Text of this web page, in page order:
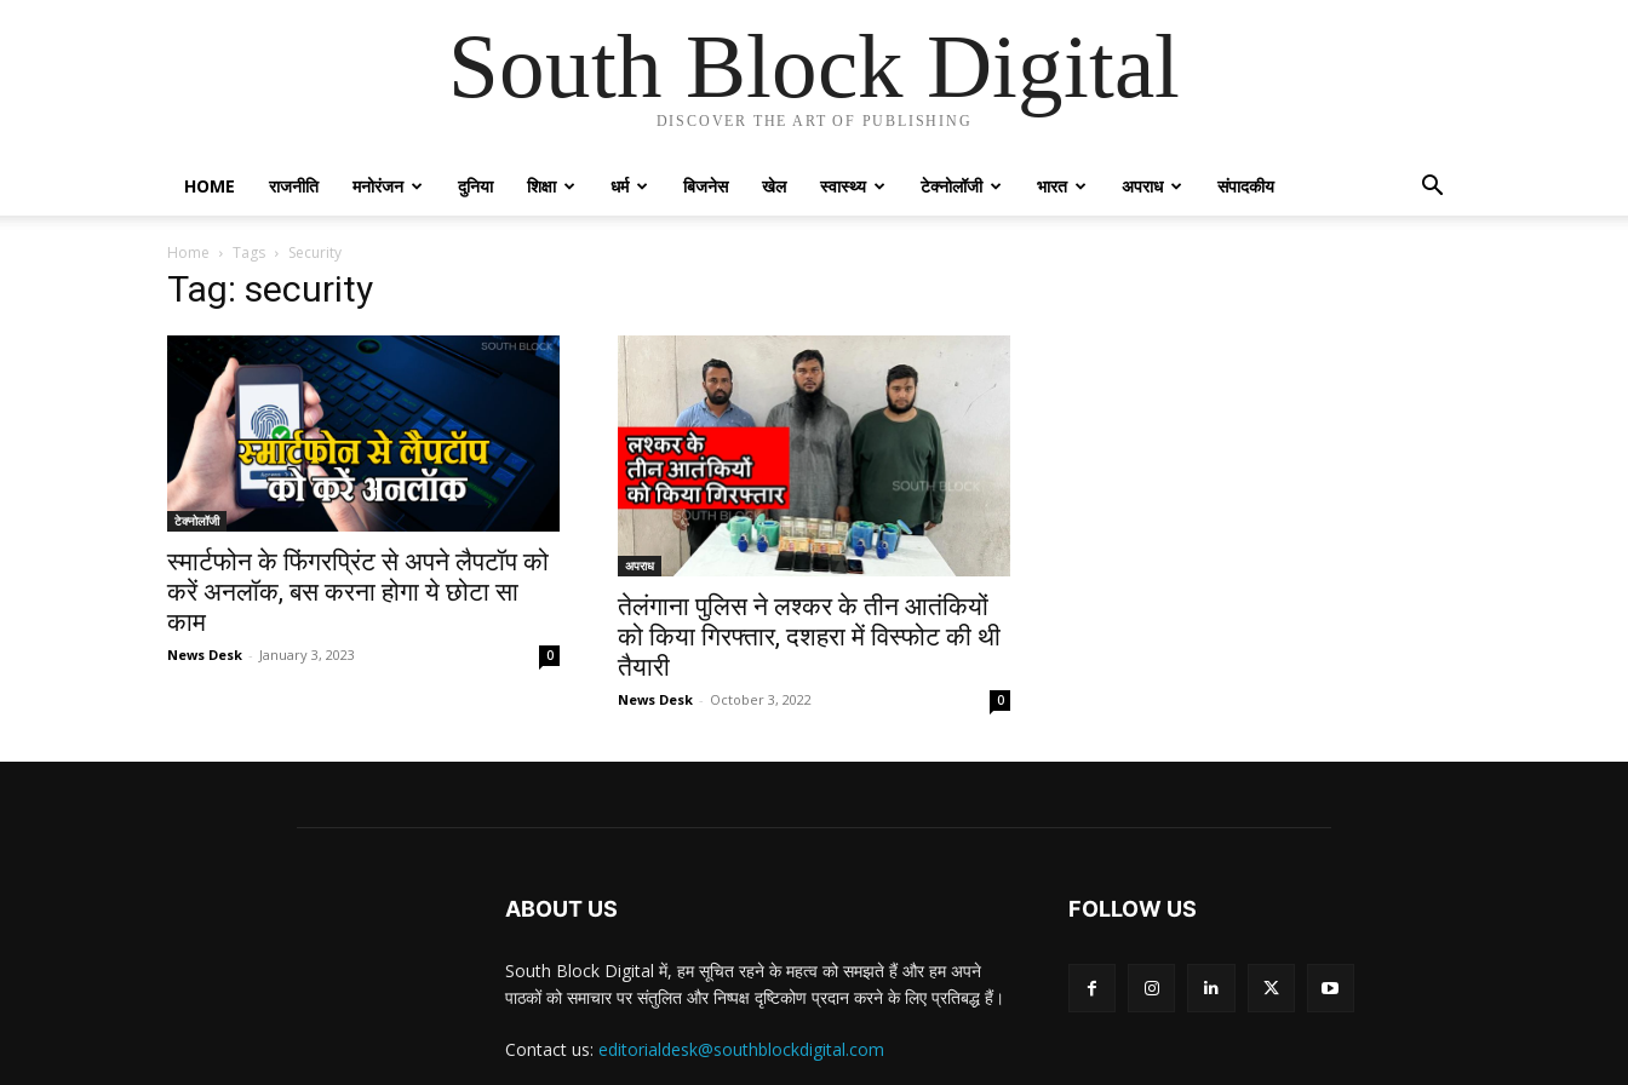
South Block Digital
DISCOVER THE ART OF PUBLISHING
HOME राजनीति मनोरंजन दुनिया शिक्षा धर्म बिजनेस खेल स्वास्थ्य टेक्नोलॉजी भारत अपराध संपादकीय
Home Tags Security
Tag: security
टेक्नोलॉजी
स्मार्टफोन के फिंगरप्रिंट से अपने लैपटॉप को
करें अनलॉक, बस करना होगा ये छोटा सा
काम
News Desk - January 3, 2023 0
अपराध
तेलंगाना पुलिस ने लश्कर के तीन आतंकियों
को किया गिरफ्तार, दशहरा में विस्फोट की थी
तैयारी
News Desk - October 3, 2022 0
ABOUT US
South Block Digital में, हम सूचित रहने के महत्व को समझते हैं और हम अपने
पाठकों को समाचार पर संतुलित और निष्पक्ष दृष्टिकोण प्रदान करने के लिए प्रतिबद्ध हैं।
Contact us: editorialdesk@southblockdigital.com
FOLLOW US